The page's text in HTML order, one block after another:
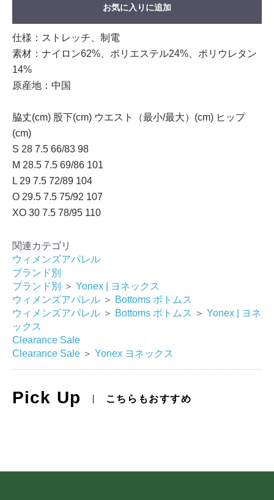
お気に入りに追加
仕様：ストレッチ、制電
素材：ナイロン62%、ポリエステル24%、ポリウレタン
14%
原産地：中国
脇丈(cm) 股下(cm) ウエスト（最小/最大）(cm) ヒップ
(cm)
S 28 7.5 66/83 98
M 28.5 7.5 69/86 101
L 29 7.5 72/89 104
O 29.5 7.5 75/92 107
XO 30 7.5 78/95 110
関連カテゴリ
ウィメンズアパレル
ブランド別
ブランド別
＞ Yonex | ヨネックス
ウィメンズアパレル ＞ Bottoms ボトムス
ウィメンズアパレル ＞ Bottoms ボトムス ＞ Yonex | ヨネ
ックス
Clearance Sale
Clearance Sale ＞ Yonex ヨネックス
Pick Up こちらもおすすめ